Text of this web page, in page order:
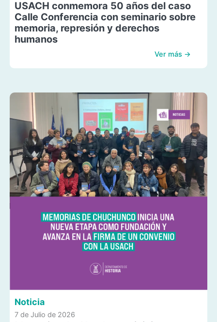
USACH conmemora 50 años del caso
Calle Conferencia con seminario sobre
memoria, represión y derechos
humanos
Ver más →
Noticia
7 de Julio de 2026